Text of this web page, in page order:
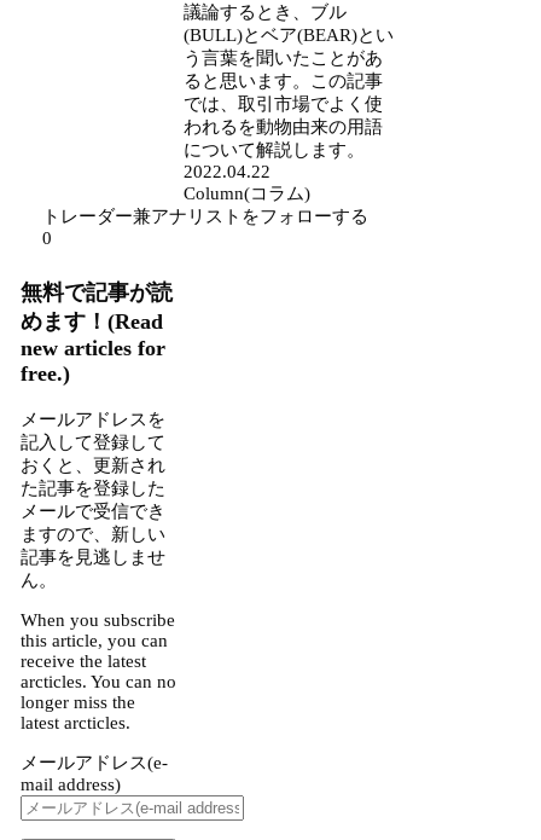
議論するとき、ブル
(BULL)とベア(BEAR)とい
う言葉を聞いたことがあ
ると思います。この記事
では、取引市場でよく使
われるを動物由来の用語
について解説します。
2022.04.22
Column(コラム)
トレーダー兼アナリストをフォローする
0
無料で記事が読
めます！(Read
new articles for
free.)
メールアドレスを
記入して登録して
おくと、更新され
た記事を登録した
メールで受信でき
ますので、新しい
記事を見逃しませ
ん。
When you subscribe
this article, you can
receive the latest
arcticles. You can no
longer miss the
latest arcticles.
メールアドレス(e-
mail address)